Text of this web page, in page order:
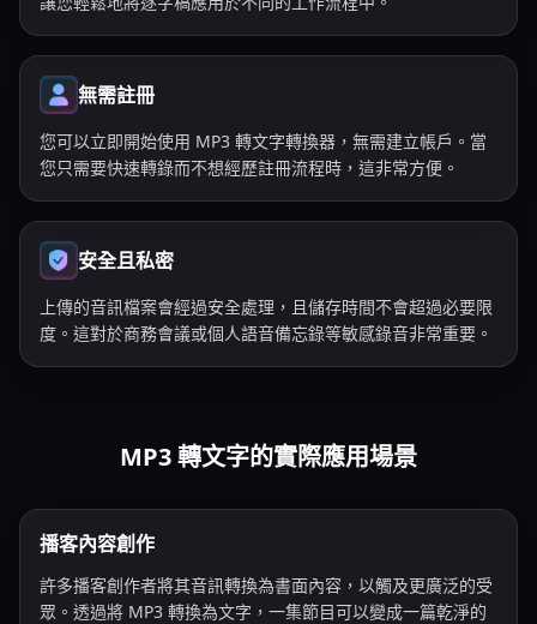
無需註冊
您可以立即開始使用 MP3 轉文字轉換器，無需建立帳戶。當
您只需要快速轉錄而不想經歷註冊流程時，這非常方便。
安全且私密
上傳的音訊檔案會經過安全處理，且儲存時間不會超過必要限
度。這對於商務會議或個人語音備忘錄等敏感錄音非常重要。
MP3 轉文字的實際應用場景
播客內容創作
許多播客創作者將其音訊轉換為書面內容，以觸及更廣泛的受
眾。透過將 MP3 轉換為文字，一集節目可以變成一篇乾淨的